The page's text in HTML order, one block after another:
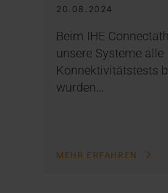
20.08.2024
Beim IHE
unsere Systeme alle
Konnektivitätstests
wurden…
MEHR ERFAHREN